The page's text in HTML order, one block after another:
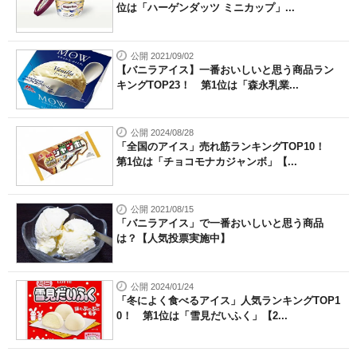
位は「ハーゲンダッツ ミニカップ」...
公開 2021/09/02
【バニラアイス】一番おいしいと思う商品ラン
キングTOP23！ 第1位は「森永乳業...
公開 2024/08/28
「全国のアイス」売れ筋ランキングTOP10！
第1位は「チョコモナカジャンボ」【...
公開 2021/08/15
「バニラアイス」で一番おいしいと思う商品
は？【人気投票実施中】
公開 2024/01/24
「冬によく食べるアイス」人気ランキングTOP1
0！ 第1位は「雪見だいふく」【2...